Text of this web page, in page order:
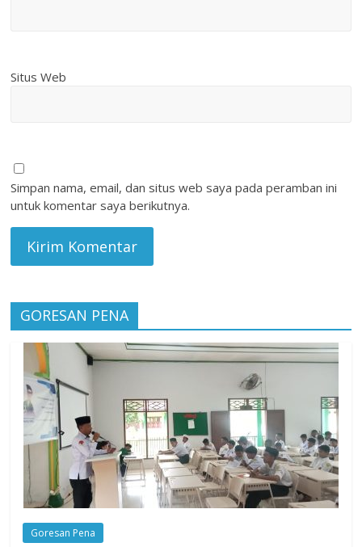
Situs Web
Simpan nama, email, dan situs web saya pada peramban ini
untuk komentar saya berikutnya.
GORESAN PENA
Goresan Pena